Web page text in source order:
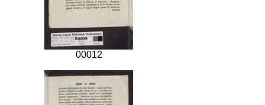
00012